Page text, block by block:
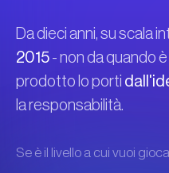
Da dieci anni, su scala
2015 - non da quando
prodotto lo porti
la responsabilità.
Se è il livello a cui vuoi